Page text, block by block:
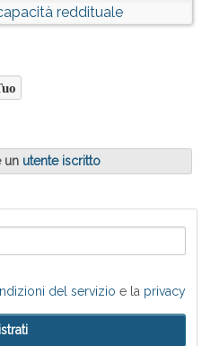
reddituale
un utente iscritto
del servizio e la privacy